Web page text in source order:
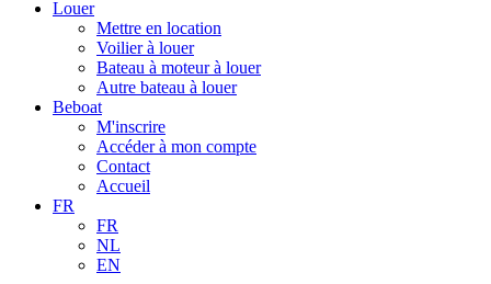
Louer
Mettre en location
Voilier à louer
Bateau à moteur à louer
Autre bateau à louer
Beboat
M'inscrire
Accéder à mon compte
Contact
Accueil
FR
FR
NL
EN